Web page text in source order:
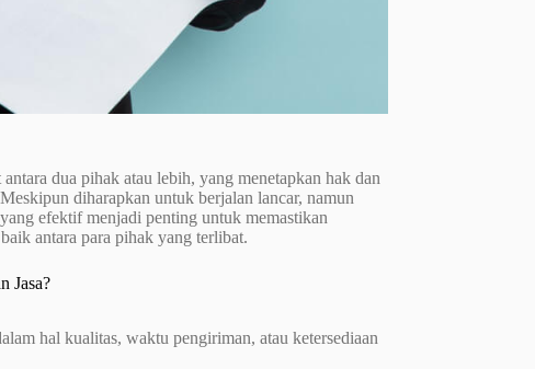
dua pihak atau lebih, yang menetapkan hak dan
diharapkan untuk berjalan lancar, namun
efektif menjadi penting untuk memastikan
antara para pihak yang terlibat.
Jasa?
hal kualitas, waktu pengiriman, atau ketersediaan